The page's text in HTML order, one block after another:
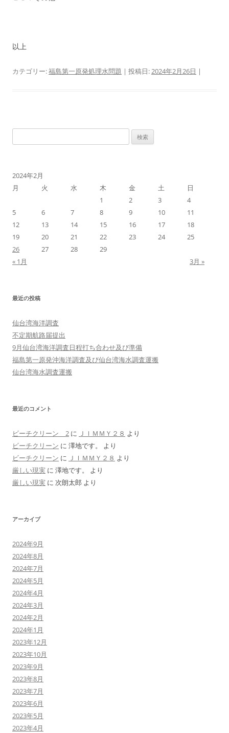
以上
カテゴリー:福島第一原発処理水問題 | 投稿日:2024年2月26日 |
索:
2024年2月
月
火 水 木 金 土
日
1
2 3
4
5
6 7 8 9 10
11
12
13 14 15 16 17
18
19
20 21 22 23 24
25
26
27 28
29
« 1月
3月 »
最近の投稿
仙台湾海洋調査
不定期航路届提出
9月仙台湾海洋調査日程打ち合わせ及び準備
福島第一原発沖海洋調査及び仙台湾海水調査運搬
仙台湾海水調査運搬
最近のコメント
ビーチクリーン 2 に ＪＩＭＭＹ２８ より
ビーチクリーン に 澤地です。
より
ビーチクリーン に ＪＩＭＭＹ２８ より
厳しい現実 に 澤地です。
より
厳しい現実 に 次朗太郎 より
アーカイブ
2024年9月
2024年8月
2024年7月
2024年5月
2024年4月
2024年3月
2024年2月
2024年1月
2023年12月
2023年10月
2023年9月
2023年8月
2023年7月
2023年6月
2023年5月
2023年4月